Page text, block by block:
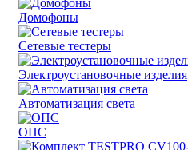
Домофоны
Сетевые тестеры
Электроустановочные изделия
Автоматизация света
ОПС